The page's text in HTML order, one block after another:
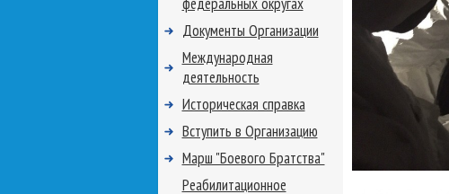
Документы Организации
Международная
деятельность
Историческая справка
Вступить в Организацию
Марш "Боевого Братства"
Реабилитационное